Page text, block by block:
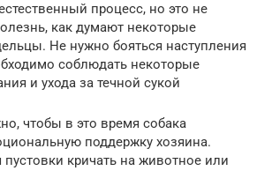
процесс, но это не
как думают некоторые
Не нужно бояться наступления
соблюдать некоторые
и ухода за течной сукой
чтобы в это время собака
поддержку хозяина.
кричать на животное или